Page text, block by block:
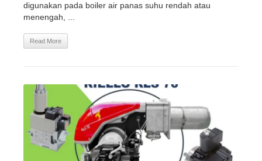
digunakan pada boiler air panas suhu rendah atau
menengah, ...
Read More